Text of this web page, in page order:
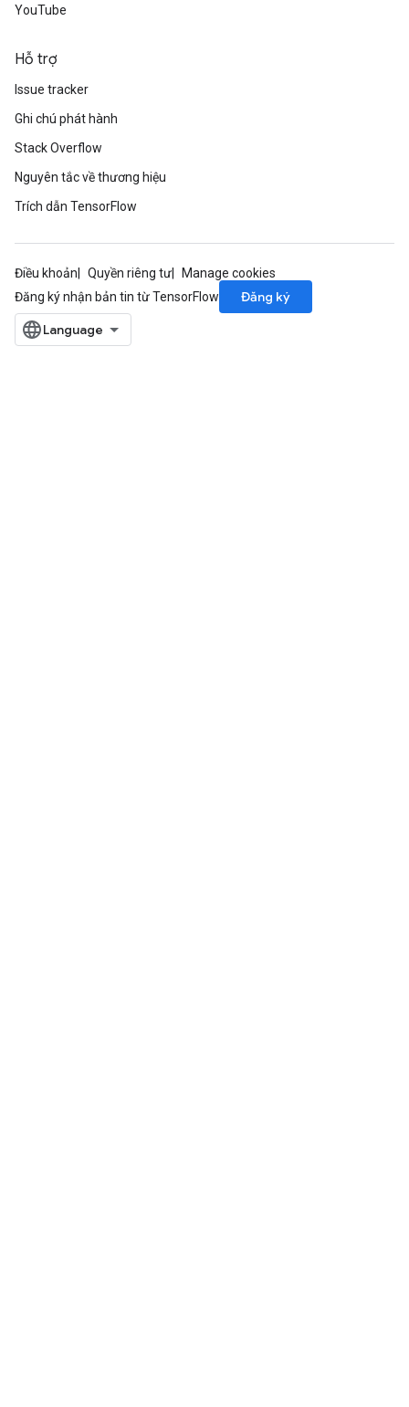
YouTube
Hỗ trợ
Issue tracker
Ghi chú phát hành
Stack Overflow
Nguyên tắc về thương hiệu
Trích dẫn TensorFlow
Điều khoản Quyền riêng tư
Manage cookies
Đăng ký nhận bản tin từ TensorFlow
Đăng ký